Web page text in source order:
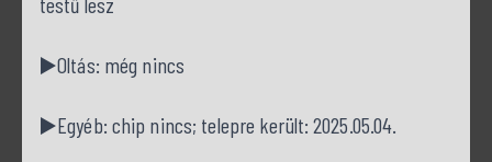
▶️Oltás: még nincs
▶️Egyéb: chip nincs; telepre került: 2025.05.04.